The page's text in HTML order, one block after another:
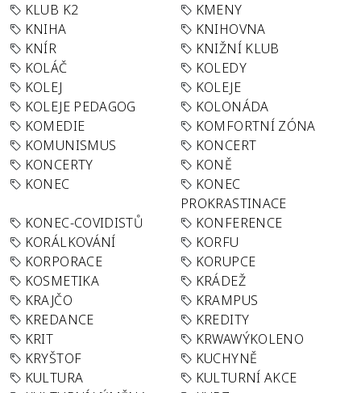
KLUB K2
KMENY
KNIHA
KNIHOVNA
KNÍR
KNIŽNÍ KLUB
KOLÁČ
KOLEDY
KOLEJ
KOLEJE
KOLEJE PEDAGOG
KOLONÁDA
KOMEDIE
KOMFORTNÍ ZÓNA
KOMUNISMUS
KONCERT
KONCERTY
KONĚ
KONEC
KONEC
PROKRASTINACE
KONEC-COVIDISTŮ
KONFERENCE
KORÁLKOVÁNÍ
KORFU
KORPORACE
KORUPCE
KOSMETIKA
KRÁDEŽ
KRAJČO
KRAMPUS
KREDANCE
KREDITY
KRIT
KRWAWÝKOLENO
KRYŠTOF
KUCHYNĚ
KULTURA
KULTURNÍ AKCE